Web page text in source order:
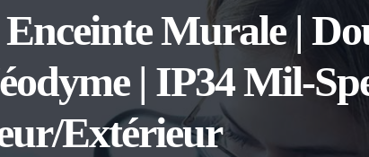
Murale |
| IP34 Mil-
Extérieur